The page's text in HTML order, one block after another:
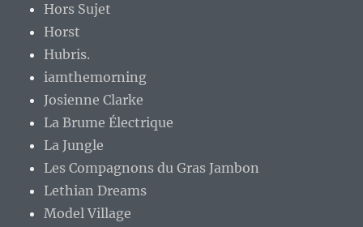
Hors Sujet
Horst
Hubris.
iamthemorning
Josienne Clarke
La Brume Électrique
La Jungle
Les Compagnons du Gras Jambon
Lethian Dreams
Model Village